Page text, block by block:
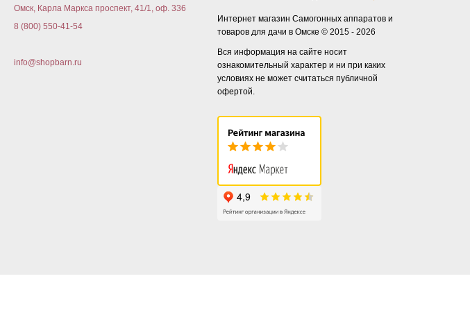
Омск, Карла Маркса проспект, 41/1, оф. 336
8 (800) 550-41-54
info@shopbarn.ru
Интернет магазин Самогонных аппаратов и
товаров для дачи в Омске © 2015 - 2026
Вся информация на сайте носит
ознакомительный характер и ни при каких
условиях не может считаться публичной
офертой.